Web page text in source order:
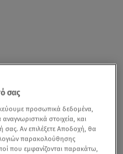
σας
προσωπικά δεδομένα,
στοιχεία, και
Αν επιλέξετε Αποδοχή, θα
παρακολούθησης
που εμφανίζονται παρακάτω,